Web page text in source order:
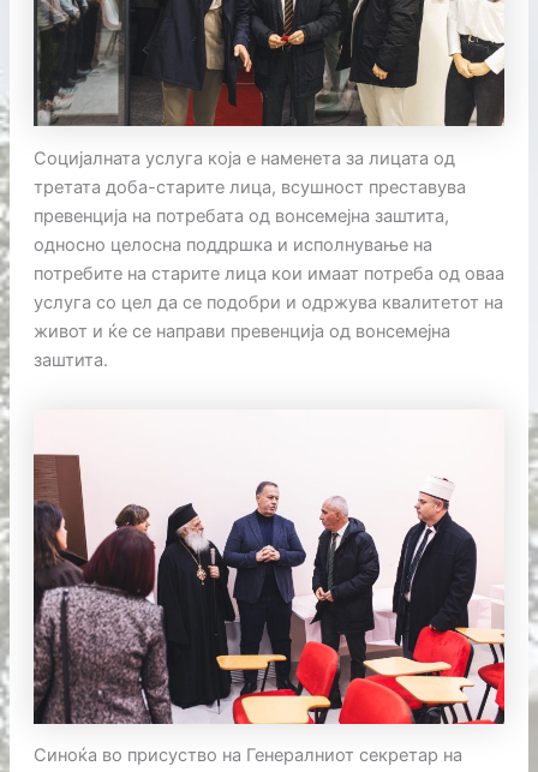
Социјалната услуга која е наменета за лицата од
третата доба-старите лица, всушност преставува
превенција на потребата од вонсемејна заштита,
односно целосна поддршка и исполнување на
потребите на старите лица кои имаат потреба од оваа
услуга со цел да се подобри и одржува квалитетот на
живот и ќе се направи превенција од вонсемејна
заштита.
Синоќа во присуство на Генералниот секретар на